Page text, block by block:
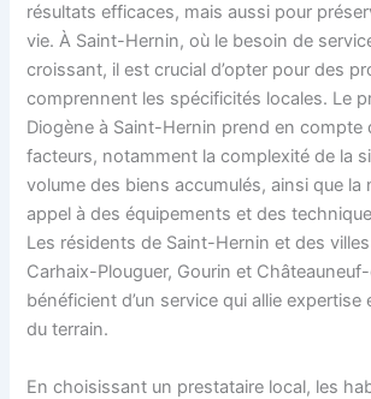
résultats efficaces, mais aussi pour
vie. À Saint-Hernin, où le besoin de
croissant, il est crucial d’opter pour des
comprennent les spécificités locales. Le
Diogène à Saint-Hernin prend en compte
facteurs, notamment la complexité de la
volume des biens accumulés, ainsi que la
appel à des équipements et des
Les résidents de Saint-Hernin et des
Carhaix-Plouguer, Gourin et
bénéficient d’un service qui allie
du terrain.
En choisissant un prestataire local, les